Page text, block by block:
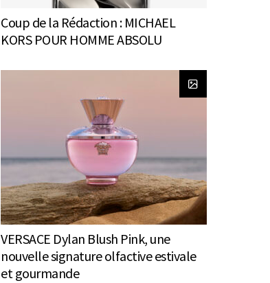
Coup de la Rédaction : MICHAEL
KORS POUR HOMME ABSOLU
VERSACE Dylan Blush Pink, une
nouvelle signature olfactive estivale
et gourmande